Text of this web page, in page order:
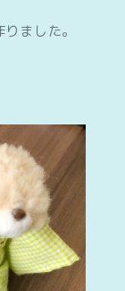
ました。